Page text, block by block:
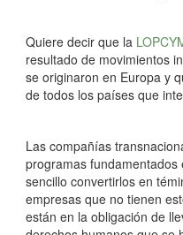
Quiere decir que la
resultado de movimientos
se originaron en Europa y
de todos los países que
Las compañías
programas fundamentados
sencillo convertirlos en
empresas que no tienen
están en la obligación de